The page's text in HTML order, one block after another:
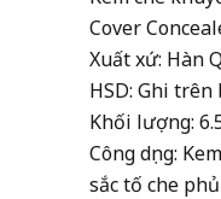
Cover
Xuất xứ: Hàn
HSD: Ghi trên
Khối lượng:
Công dụng:
sắc tố che